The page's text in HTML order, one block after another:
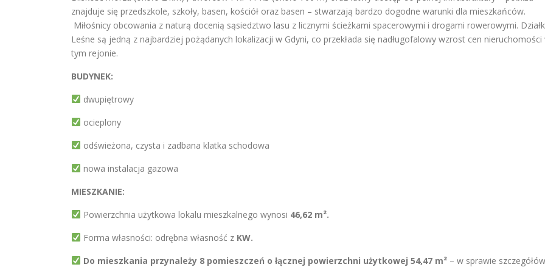
znajduje się przedszkole, szkoły, basen, kościół oraz basen – stwarzają bardzo dogodne warunki dla mieszkańców.
Miłośnicy obcowania z naturą docenią sąsiedztwo lasu z licznymi ścieżkami spacerowymi i drogami rowerowymi.
Leśne są jedną z najbardziej pożądanych lokalizacji w Gdyni, co przekłada się nadługofalowy wzrost cen nieruchomości
tym rejonie.
BUDYNEK:
dwupiętrowy
ocieplony
odświeżona, czysta i zadbana klatka schodowa
nowa instalacja gazowa
MIESZKANIE:
Powierzchnia użytkowa lokalu mieszkalnego wynosi 46,62 m².
Forma własności: odrębna własność z KW.
Do mieszkania przynależy 8 pomieszczeń o łącznej powierzchni użytkowej 54,47 m²– w sprawie szczegółów